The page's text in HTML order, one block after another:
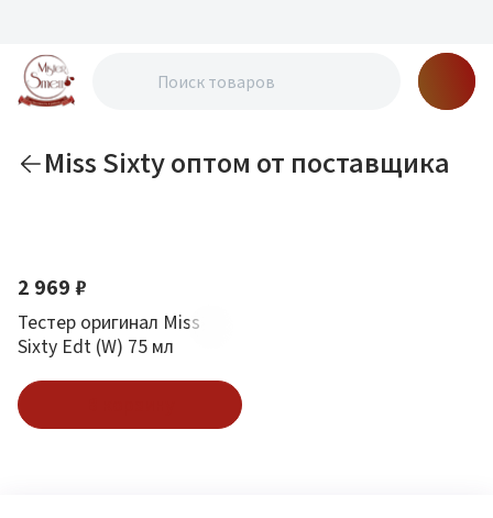
Miss Sixty оптом от поставщика
2 969 ₽
Тестер оригинал Miss
Sixty Edt (W) 75 мл